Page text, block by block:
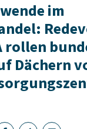
im
rollen
Dächern